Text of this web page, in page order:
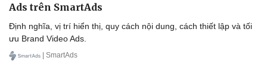
Ads trên SmartAds
Định nghĩa, vị trí hiển thị, quy cách nội dung, cách thiết lập và tối
ưu Brand Video Ads.
| SmartAds